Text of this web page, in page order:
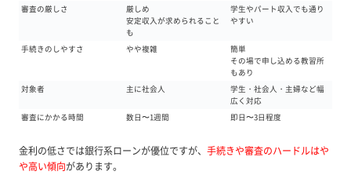
審査の厳しさ
厳しめ
安定収入が求められること
も
学生やパート収入でも通り
やすい
手続きのしやすさ やや複雑
簡単
その場で申し込める教習所
もあり
対象者
主に社会人
学生・社会人・主婦など幅
広く対応
審査にかかる時間
数日〜1週間 即日〜3日程度
金利の低さでは銀行系ローンが優位ですが、 手続きや審査のハードルはや
や高い傾向があります。